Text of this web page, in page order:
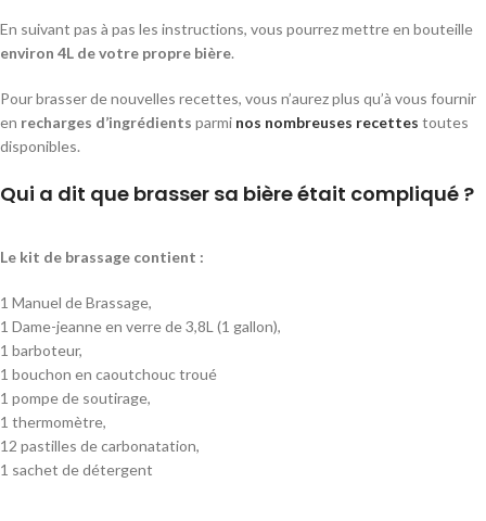
En suivant pas à pas les instructions, vous pourrez mettre en bouteille
environ 4L de votre propre bière.
Pour brasser de nouvelles recettes, vous n’aurez plus qu’à vous fournir
en recharges d’ingrédients parmi nos nombreuses recettes toutes
disponibles.
Qui a dit que brasser sa bière était compliqué ?
Le kit de brassage contient :
1 Manuel de Brassage,
1 Dame-jeanne en verre de 3,8L (1 gallon),
1 barboteur,
1 bouchon en caoutchouc troué
1 pompe de soutirage,
1 thermomètre,
12 pastilles de carbonatation,
1 sachet de détergent